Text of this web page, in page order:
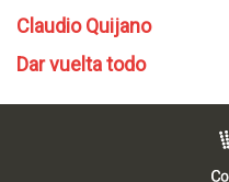
Claudio Quijano
Dar vuelta todo